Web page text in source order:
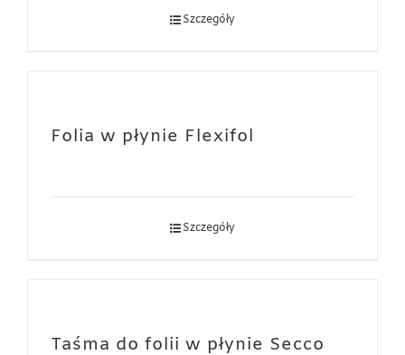
Szczegóły
Folia w płynie Flexifol
Szczegóły
Taśma do folii w płynie Secco